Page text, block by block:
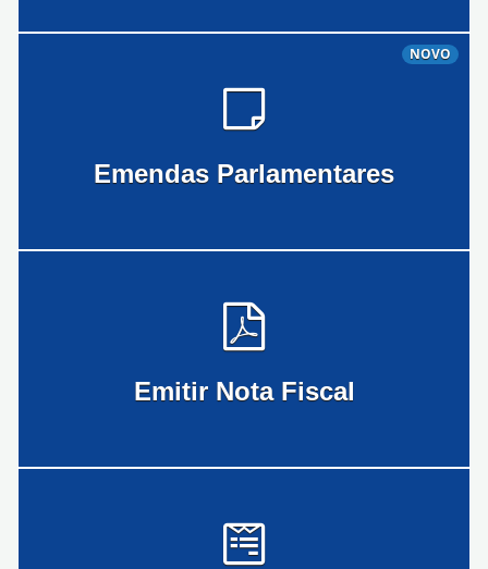
NOVO
Emendas Parlamentares
Emitir Nota Fiscal